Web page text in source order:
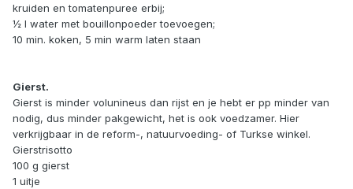
kruiden en tomatenpuree erbij;
½ l water met bouillonpoeder toevoegen;
10 min. koken, 5 min warm laten staan
Gierst.
Gierst is minder volunineus dan rijst en je hebt er pp minder van
nodig, dus minder pakgewicht, het is ook voedzamer. Hier
verkrijgbaar in de reform-, natuurvoeding- of Turkse winkel.
Gierstrisotto
100 g gierst
1 uitje